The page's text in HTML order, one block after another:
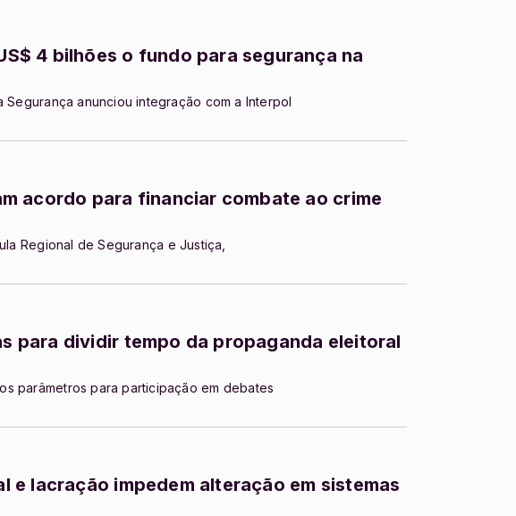
4 bilhões o fundo para segurança na
Segurança anunciou integração com a Interpol
acordo para financiar combate ao crime
Regional de Segurança e Justiça,
para dividir tempo da propaganda eleitoral
parâmetros para participação em debates
e lacração impedem alteração em sistemas